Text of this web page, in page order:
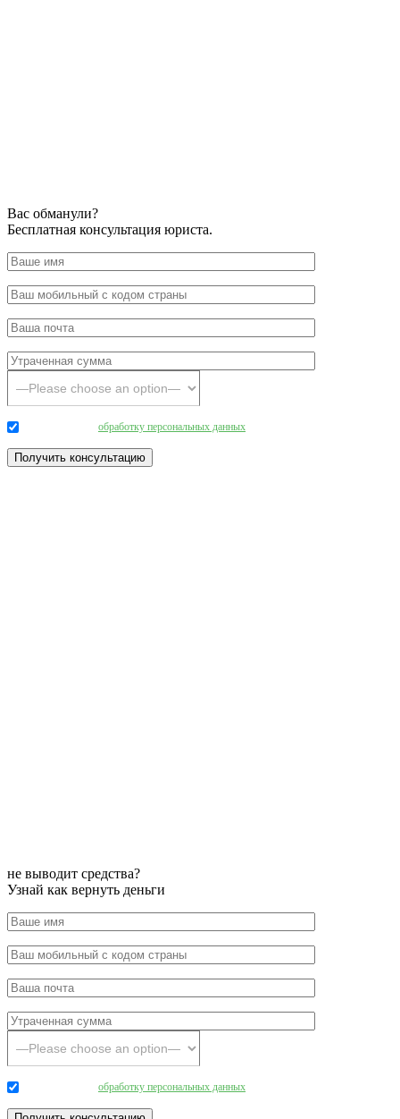
Вас обманули?
Бесплатная консультация юриста.
обработку персональных данных
не выводит средства?
Узнай как вернуть деньги
обработку персональных данных